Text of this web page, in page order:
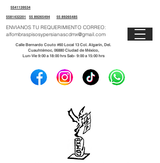
5541139534
5581432201 55 89265485
55 89265494
ENVIANOS TU REQUERIMIENTO CORREO:
alfombraspisosypersianascdmx@gmail.com
Calle Bernardo Couto #60 Local 13 Col. Algarín, Del.
Cuauhtémoc, 06880 Ciudad de México,
Lun-Vie 9:00 a 18:00 hrs Sab- 9:00 a 15:00 hrs